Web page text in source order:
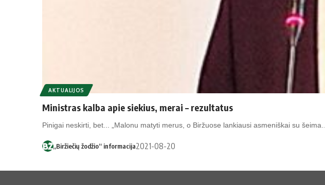
AKTUALIJOS
Ministras kalba apie siekius, merai – rezultatus
Pinigai neskirti, bet... „Malonu matyti merus, o Biržuose lankiausi asmeniškai su šeima…
„Biržiečių žodžio“ informacija2021-08-20